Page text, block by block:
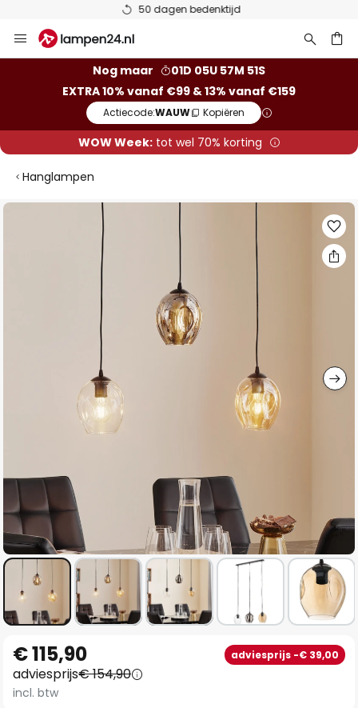
50 dagen bedenktijd
naar
Nog maar
01D 05U 57M 51S
EXTRA 10% vanaf €99 & 13% vanaf €159
Actiecode:WAUW Kopiëren
WOW Week:tot wel 70% korting
Hanglampen
Ga
naar
het
begin
€ 115,90 adviesprijs -€ 39,00
adviesprijs€ 154,90
incl. btw